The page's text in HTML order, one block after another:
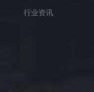
行业资讯